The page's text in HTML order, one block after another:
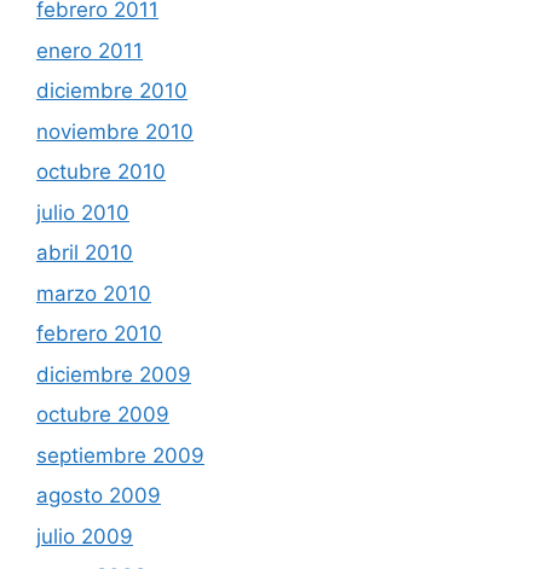
febrero 2011
enero 2011
diciembre 2010
noviembre 2010
octubre 2010
julio 2010
abril 2010
marzo 2010
febrero 2010
diciembre 2009
octubre 2009
septiembre 2009
agosto 2009
julio 2009